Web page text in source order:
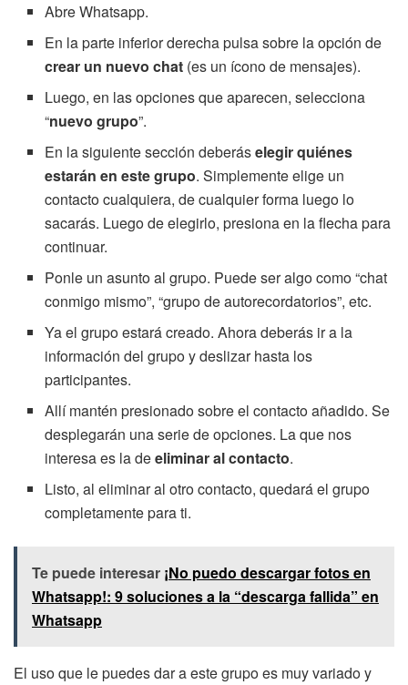
Abre Whatsapp.
En la parte inferior derecha pulsa sobre la opción de
crear un nuevo chat (es un ícono de mensajes).
Luego, en las opciones que aparecen, selecciona
“nuevo grupo”.
En la siguiente sección deberáselegir quiénes
estarán en este grupo. Simplemente elige un
contacto cualquiera, de cualquier forma luego lo
sacarás. Luego de elegirlo, presiona en la flecha para
continuar.
Ponle un asunto al grupo. Puede ser algo como “chat
conmigo mismo”, “grupo de autorecordatorios”, etc.
Ya el grupo estará creado. Ahora deberás ir a la
información del grupo y deslizar hasta los
participantes.
Allí mantén presionado sobre el contacto añadido. Se
desplegarán una serie de opciones. La que nos
interesa es la deeliminar alcontacto.
Listo, al eliminar al otro contacto, quedará el grupo
completamente para ti.
Te puede interesar ¡No puedo descargar fotos en
Whatsapp!: 9 soluciones a la “descarga fallida” en
Whatsapp
El uso que le puedes dar a este grupo es muy variado y